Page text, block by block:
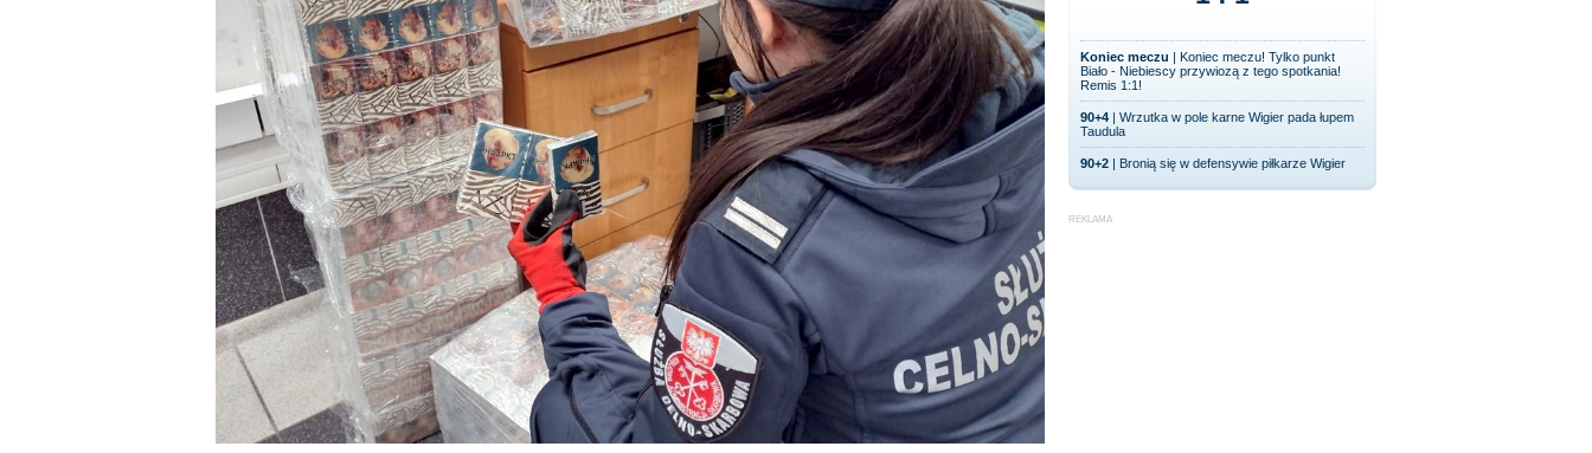
Koniec meczu | Koniec meczu! Tylko punkt
Biało - Niebiescy przywiozą z tego spotkania!
Remis 1:1!
90+4 | Wrzutka w pole karne Wigier pada łupem
Taudula
90+2 | Bronią się w defensywie piłkarze Wigier